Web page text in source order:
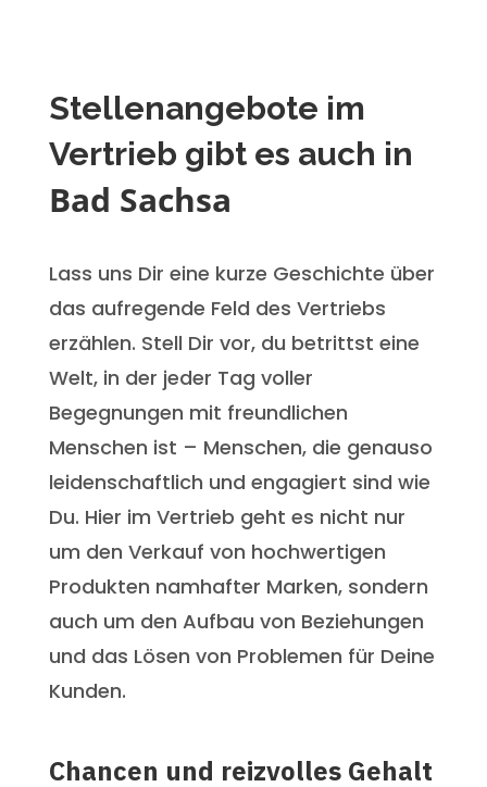
Stellenangebote im
Vertrieb gibt es auch in
Bad Sachsa
Lass uns Dir eine kurze Geschichte über
das aufregende Feld des Vertriebs
erzählen. Stell Dir vor, du betrittst eine
Welt, in der jeder Tag voller
Begegnungen mit freundlichen
Menschen ist – Menschen, die genauso
leidenschaftlich und engagiert sind wie
Du. Hier im Vertrieb geht es nicht nur
um den Verkauf von hochwertigen
Produkten namhafter Marken, sondern
auch um den Aufbau von Beziehungen
und das Lösen von Problemen für Deine
Kunden.
Chancen und reizvolles Gehalt